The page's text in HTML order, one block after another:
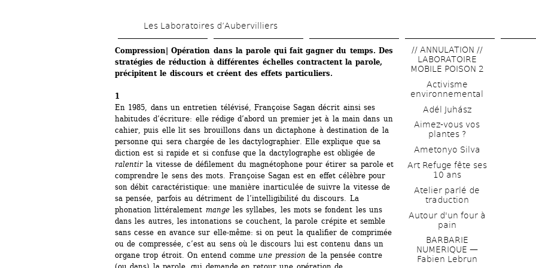
contenu
principal
Les Laboratoires d’Aubervilliers
Compression| Opération dans la parole qui fait gagner du temps. Des
stratégies de réduction à différentes échelles contractent la parole,
précipitent le discours et créent des effets particuliers.
1
En 1985, dans un entretien télévisé, Françoise Sagan décrit ainsi ses
habitudes d’écriture: elle rédige d’abord un premier jet à la main dans un
cahier, puis elle lit ses brouillons dans un dictaphone à destination de la
personne qui sera chargée de les dactylographier. Elle explique que sa
diction est si rapide et si confuse que la dactylographe est obligée de
ralentir la vitesse de défilement du magnétophone pour étirer sa parole et
comprendre le sens des mots. Françoise Sagan est en effet célèbre pour
son débit caractéristique: une manière inarticulée de suivre la vitesse de
sa pensée, parfois au détriment de l’intelligibilité du discours. La
phonation littéralement mangeles syllabes, les mots se fondent les uns
dans les autres, les intonations se couchent, la parole crépite et semble
sans cesse en avance sur elle-même: si on peut la qualifier de comprimée
ou de compressée, c’est au sens où le discours lui est contenu dans un
organe trop étroit. On entend comme une pression de la pensée contre
// ANNULATION //
LABORATOIRE
MOBILE POISON 2
Activisme
environnemental
Adél Juhász
Aimez-vous vos
plantes ?
Ametonyo Silva
Art Refuge fête ses
10 ans
Atelier parlé de
traduction
Autour d'un four à
pain
BARBARIE
NUMERIQUE —
Fabien Lebrun